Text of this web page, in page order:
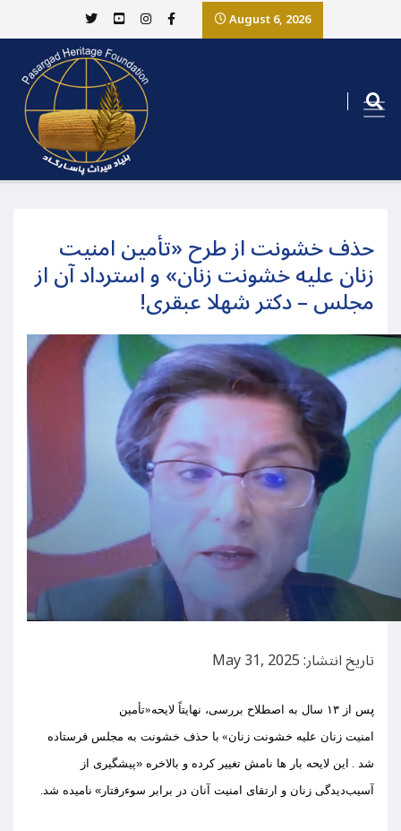
August 6, 2026
حذف خشونت از طرح «تأمین امنیت
زنان علیه خشونت زنان» و استرداد آن از
مجلس – دکتر شهلا عبقری!
تاریخ انتشار: May 31, 2025
پس از ۱۳ سال به اصطلاح بررسی، نهایتاً لایحه«تأمین
امنیت زنان علیه خشونت زنان» با حذف خشونت به مجلس فرستاده
شد
این لایحه بار ها نامش تغییر کرده و بالاخره «پیشگیری از
آسیب‌دیدگی زنان و ارتقای امنیت آنان در برابر سوءرفتار » نامیده شد